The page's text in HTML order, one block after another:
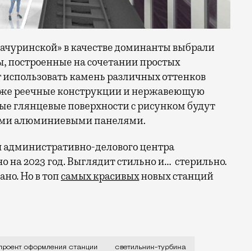
в качестве доминанты выбрали
на сочетании простых
камень различных оттенков
реечные конструкции и нержавеющую
глянцевые поверхности с рисунком будут
алюминиевыми панелями.
делового центра
2023 год. Выглядит стильно и… стерильно.
Но в топсамых красивыхновых станций
через всю платформенную часть и будет
оформления станции светильник-турбина